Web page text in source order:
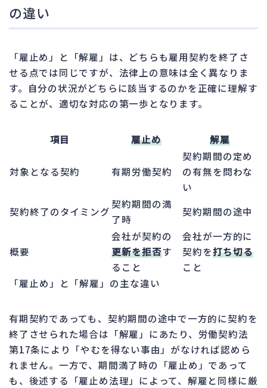
の違い
「雇止め」と「解雇」は、どちらも雇用契約を終了さ
せる点では同じですが、法律上の意味は全く異なりま
す。自分の状況がどちらに該当するのかを正確に理解す
ることが、適切な対応の第一歩となります。
項目 雇止め 解雇
対象となる契約 有期労働契約
契約期間の定め
の有無を問わな
い
契約終了のタイミング
契約期間の満
了時
契約期間の途中
概要
会社が契約の
更新を拒否す
ること
会社が一方的に
契約を打ち切る
こと
「雇止め」と「解雇」の主な違い
有期契約であっても、契約期間の途中で一方的に契約を
終了させられた場合は「解雇」にあたり、労働契約法
第17条により「やむを得ない事由」がなければ認めら
れません。一方で、期間満了時の「雇止め」であって
も、後述する「雇止め法理」によって、解雇と同様に厳